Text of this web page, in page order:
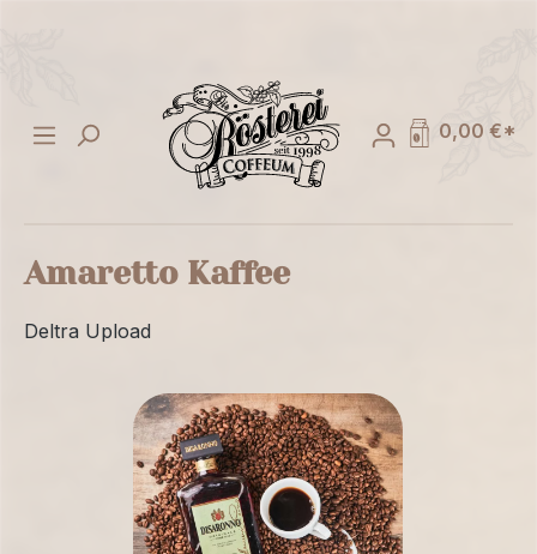
0,00 €*
Amaretto Kaffee
Deltra Upload